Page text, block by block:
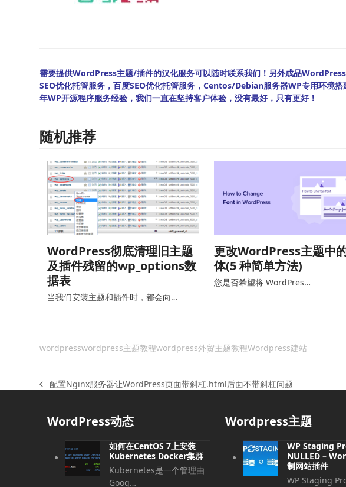
需要提供WordPress主题/插件的汉化服务可以随时联系我们！另外成品
SEO优化托管服务，百度SEO优化托管服务，Centos/Debian服务器WP专用环境
年WP开源程序服务经验，我们一直在坚持客户体验，没有最好，只有更好！
随机推荐
WordPress彻底清理旧主题
及插件残留的wp_options数
据表
当我们安装主题和插件时，都会向…
更改WordPress主题中
体(5 种简单方法)
您是否希望将 WordPres…
wordpresswordpress主题教程wordpress外贸主题教程Wordpress建站
上配置Nginx服务器让WordPress页面带斜杠.html后面不带斜杠问题
WordPress动态
如何在CentOS 7上安装
Kubernetes Docker集群
Kubernetes是一个管理由
Goog…
Wordpress主题
WP Staging
NULLED –
制网站插件
WP Staging